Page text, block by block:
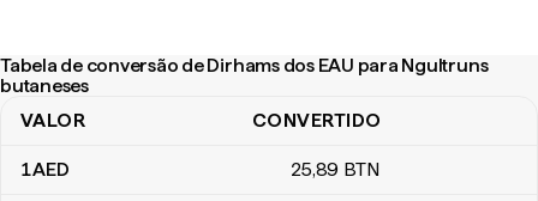
Tabela de conversão de Dirhams dos EAU para Ngultruns
butaneses
Tabela de conversão de Dirhams dos EAU para Ngultruns
VALOR CONVERTIDO
1AED 25,89 BTN